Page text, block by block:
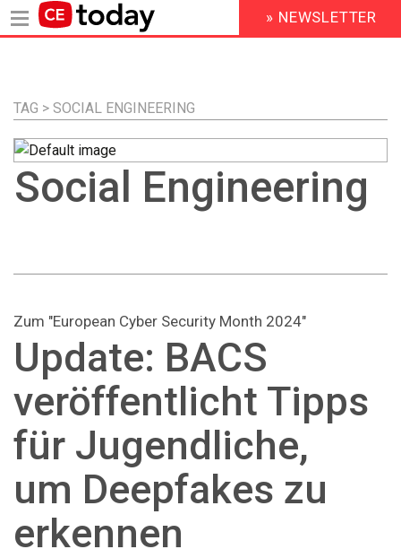
Inhalt
HEADER
MENU
» NEWSLETTER
TAG > SOCIAL ENGINEERING
Social Engineering
Zum "European Cyber Security Month 2024"
Update: BACS
veröffentlicht Tipps
für Jugendliche,
um Deepfakes zu
erkennen